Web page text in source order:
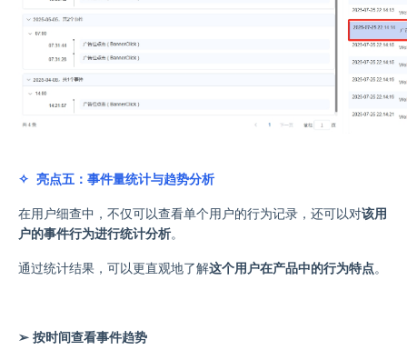
✧ 亮点五：事件量统计与趋势分析
在用户细查中，不仅可以查看单个用户的行为记录，还可以对该用
户的事件行为进行统计分析。
通过统计结果，可以更直观地了解这个用户在产品中的行为特点。
➢ 按时间查看事件趋势